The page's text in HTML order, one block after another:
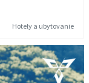
Hotely a ubytovanie